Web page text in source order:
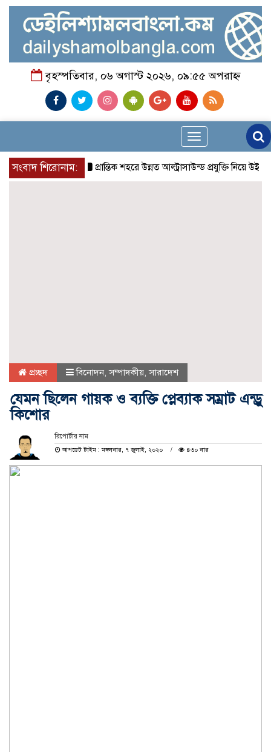
বৃহস্পতিবার, ০৬ অগাস্ট ২০২৬, ০৯:৫৫ অপরাহ্ন
Toggle
navigation
সংবাদ শিরোনাম:প্রান্তিক শহরে উন্নত আল্ট্রাসাউন্ড প্রযুক্তি নিয়ে উইপ্রো
প্রচ্ছদ বিনোদন,সম্পাদকীয়,সারাদেশ
যেমন ছিলেন গায়ক ও ব্যক্তি প্লেব্যাক সম্রাট এন্ড্রু
কিশোর
রিপোর্টার নাম
আপডেট টাইম : মঙ্গলবার, ৭ জুলাই, ২০২০
৪৩০ বার